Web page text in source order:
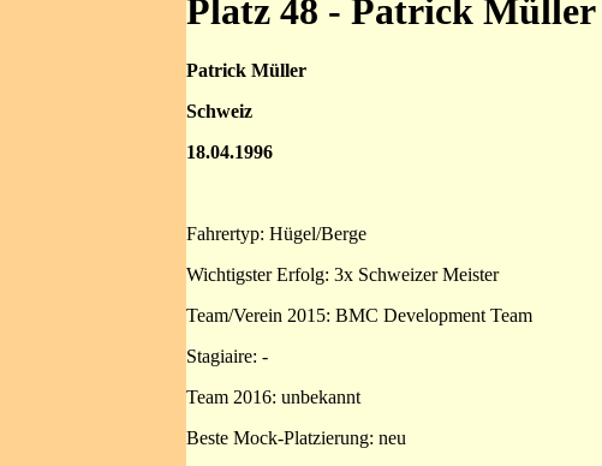
Platz 48 - Patrick Müller
Patrick Müller
Schweiz
18.04.1996
Fahrertyp: Hügel/Berge
Wichtigster Erfolg: 3x Schweizer Meister
Team/Verein 2015: BMC Development Team
Stagiaire: -
Team 2016: unbekannt
Beste Mock-Platzierung: neu